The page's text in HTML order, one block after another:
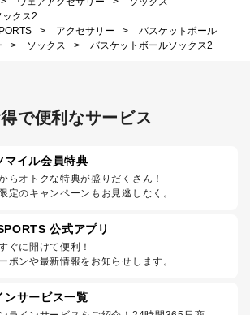
クス2
> アクセサリー >
バスケットボール
> ソックス > バスケットボールソックス2
で便利なサービス
マイル会員特典
らオトクな特典が盛りだくさん！
定のキャンペーンもお見逃しなく。
公式アプリ
ぐに開けて便利！
ポンや最新情報をお知らせします。
ンサービス一覧